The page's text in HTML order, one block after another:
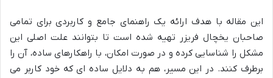
این مقاله با هدف ارائه یک راهنمای جامع و کاربردی برای تمامی
صاحبان یخچال فریزر تهیه شده است تا بتوانند علت اصلی این
مشکل را شناسایی کرده و در صورت امکان، با راهکارهای ساده، آن را
برطرف کنند. در این مسیر، هم به دلایل ساده ای که خود کاربر می